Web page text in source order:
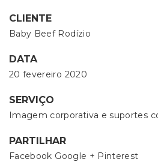
CLIENTE
Baby Beef Rodízio
DATA
20 fevereiro 2020
SERVIÇO
Imagem corporativa e suportes
PARTILHAR
Facebook Google + Pinterest